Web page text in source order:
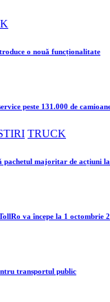
o nouă funcționalitate
peste 131.000 de
TRUCK
majoritar de acțiuni
va începe la 1 octombrie
transportul public